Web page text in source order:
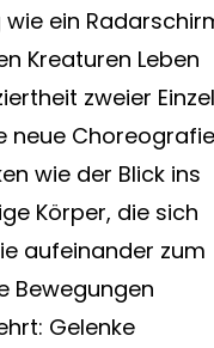
ein
Kreaturen Leben
zweier
neue Choreografie
wie der Blick ins
Körper, die sich
aufeinander zum
Bewegungen
Gelenke